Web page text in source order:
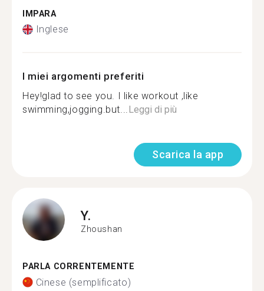
IMPARA
Inglese
I miei argomenti preferiti
Hey!glad to see you. I like workout ,like
swimming,jogging.but...Leggi di più
Scarica la app
Y.
Zhoushan
PARLA CORRENTEMENTE
Cinese (semplificato)